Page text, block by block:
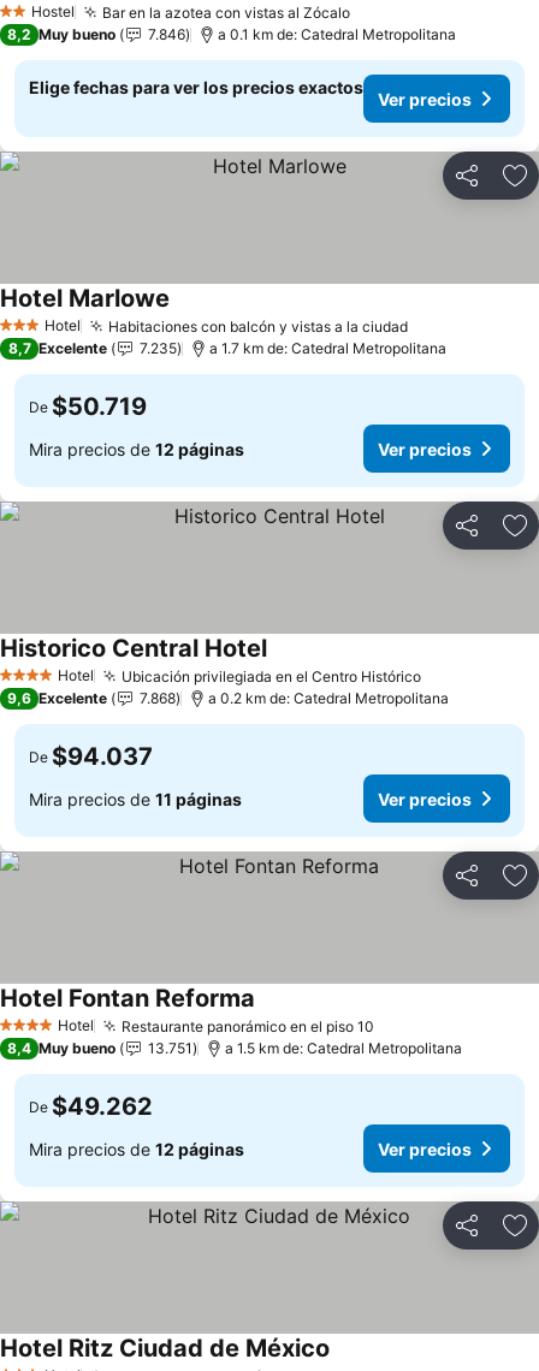
2 Estrellas
Hostel Bar en la azotea con vistas al Zócalo
8,2 Muy bueno 7.846 a 0.1 km de: Catedral Metropolitana
Elige fechas para ver los precios exactos
Ver precios
Compartir
3 Estrellas
Hotel Habitaciones con balcón y vistas a la ciudad
Hotel Marlowe
8,7 Excelente 7.235 a 1.7 km de: Catedral Metropolitana
De $50.719
Mira precios de 12 páginas Ver precios
Compartir
4 EstrellasHotel Ubicación privilegiada en el Centro Histórico
Historico Central Hotel
9,6 Excelente 7.868 a 0.2 km de: Catedral Metropolitana
De $94.037
Mira precios de 11 páginas Ver precios
Compartir
4 EstrellasHotel Restaurante panorámico en el piso 10
Hotel Fontan Reforma
8,4 Muy bueno 13.751 a 1.5 km de: Catedral Metropolitana
De $49.262
Mira precios de 12 páginas Ver precios
Compartir
Hotel Ritz Ciudad de México